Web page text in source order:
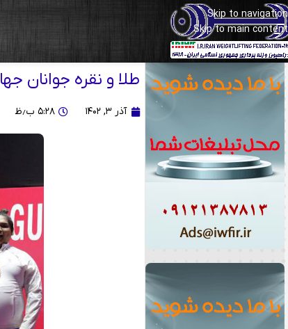
Skip to navigation
Skip to main content
وزنه‌برداری قهرمانی جوانان جهان
طلا و نقره جوانان
آذر ۳, ۱۴۰۲ ۵:۲۸ ب٫ظ